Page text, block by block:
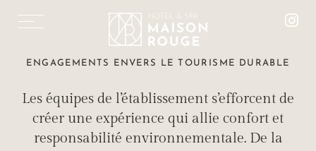
ENDE
TOURISME DURABLE
ENGAGEMENTS ENVERS LE TOURISME DURABLE
Les équipes de l’établissement s’efforcent de
créer une expérience qui allie confort et
responsabilité environnementale. De la